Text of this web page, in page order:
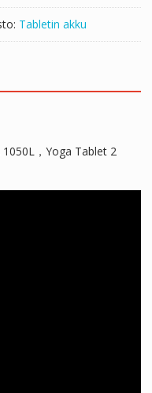
Tabletin akku
，Yoga Tablet 2